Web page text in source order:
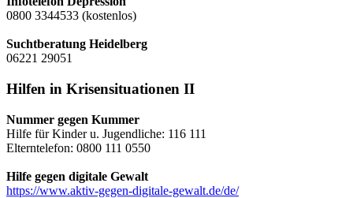
0800 3344533 (kostenlos)
Suchtberatung Heidelberg
06221 29051
Hilfen in Krisensituationen II
Nummer gegen Kummer
Hilfe für Kinder u. Jugendliche: 116 111
Elterntelefon: 0800 111 0550
Hilfe gegen digitale Gewalt
https://www.aktiv-gegen-digitale-gewalt.de/de/